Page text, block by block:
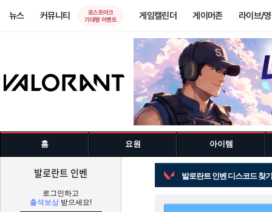
뉴스 커뮤니티
로스트아크
기대평 이벤트
게임캘린더 게이머존 라이브/
홈 요원 아이템
발로란트 인벤
로그인하고
출석보상 받으세요!
발로란트 인벤 디스코드 찾기